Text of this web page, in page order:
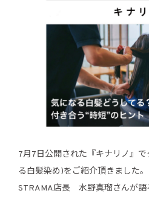
7月7日公開された『キナリノ』
る白髪染め)をご紹介頂きました。
STRAMA店長 水野真瑠さんが語